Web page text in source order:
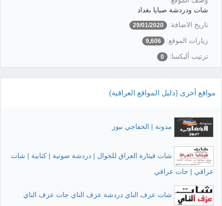
شات ودردشة صبايا بغداد
تاريخ الاضافة:
29/01/2020
زيارات الموقع: 9,606
ترتيب أليكسا: 0
مواقع أخرى (دليل المواقع العراقية)
مدونة | الخفاجي نيوز
شات قيثارة العراق للجوال | دردشة صوتية | كتابية | شات
عراقي | جات عراقي
شات عزف الناي دردشة عزف الناي جات عزف الناي